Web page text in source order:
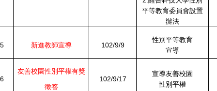
平等教育委員會設置
辦法
5 新進教師宣導 102/9/9
性別平等教育
宣導
6
友善校園性別平權有獎
徵答
102/9/17
宣導友善校園
性別平權